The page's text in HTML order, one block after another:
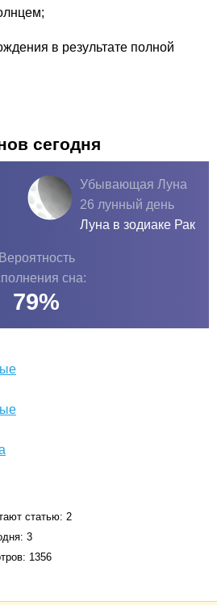
в результате полной
сегодня
Убывающая Луна
26 лунный день
Луна в зодиаке Рак
Вероятность
сна:
79%
статью: 2
3
1356